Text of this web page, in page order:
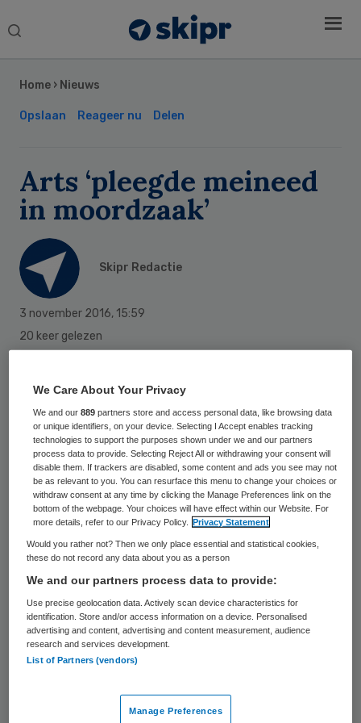
Search
Home › Nieuws
Opslaan Reageer nu Delen
Arts ‘pleegde meineed
in moordzaak’
Skipr Redactie
3 november 2016, 15:59
20 keer gelezen
In de strafzaak rond de moord op een
weduwe in Zwolle heeft een schouwarts
meineed gepleegd. Die beschuldiging uitte
het Openbaar Ministerie donderdag in de
rechtbank.
De weduwe werd in juli 2013 dood
onderaan de trap van haar statige woning
in Zwolle gevonden. De 62-jarige
schouwarts Reinier D. beweerde onder ede
de huisarts van de weduwe Tillema-Hanf
gesproken te hebben voordat hij tot zijn
conclusie van een natuurlijke dood kwam.
Dagen later werd ontdekt dat de
bankrekening van de weduwe geplunderd
Sidebar
We Care About Your Privacy
We and our889 partners store and access personal data, like browsing data
or unique identifiers, on your device. Selecting I Accept enables tracking
technologies to support the purposes shown under we and our partners
process data to provide. Selecting Reject All or withdrawing your consent will
disable them. If trackers are disabled, some content and ads you see may not
be as relevant to you. You can resurface this menu to change your choices or
withdraw consent at any time by clicking the Manage Preferences link on the
bottom of the webpage. Your choices will have effect within our Website. For
more details, refer to our Privacy Policy.
Privacy Statement
Would you rather not? Then we only place essential and statistical cookies,
these do not record any data about you as a person
We and our partners process data to provide:
Use precise geolocation data. Actively scan device characteristics for
identification. Store and/or access information on a device. Personalised
advertising and content, advertising and content measurement, audience
research and services development.
List of Partners (vendors)
Manage Preferences